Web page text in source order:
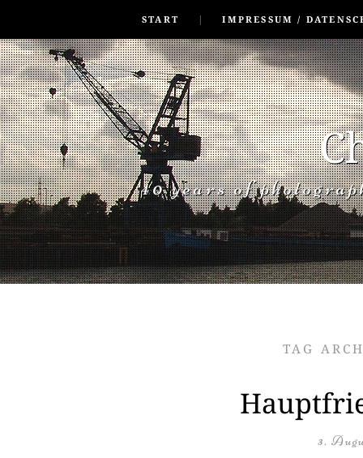
START
IMPRESSUM /
40 years of
TAG
3.